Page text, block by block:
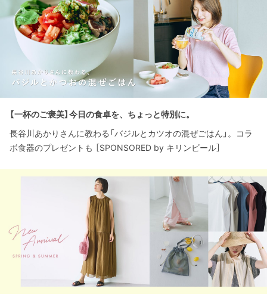
【一杯のご褒美】今日の食卓を、ちょっと特別に。
長谷川あかりさんに教わる「バジルとカツオの混ぜごはん」。コラ
ボ食器のプレゼントも ［SPONSORED by キリンビール］